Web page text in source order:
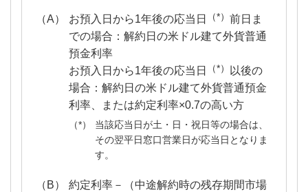
お預入日から1年後の応当日 （*） 前日ま
での場合：解約日の米ドル建て外貨普通
預金利率
お預入日から1年後の応当日
（*） 以後の
場合：解約日の米ドル建て外貨普通預金
利率、または約定利率×0.7の高い方
当該応当日が土・日・祝日等の場合は、
その翌平日窓口営業日が応当日となりま
す。
約定利率－（中途解約時の残存期間市場